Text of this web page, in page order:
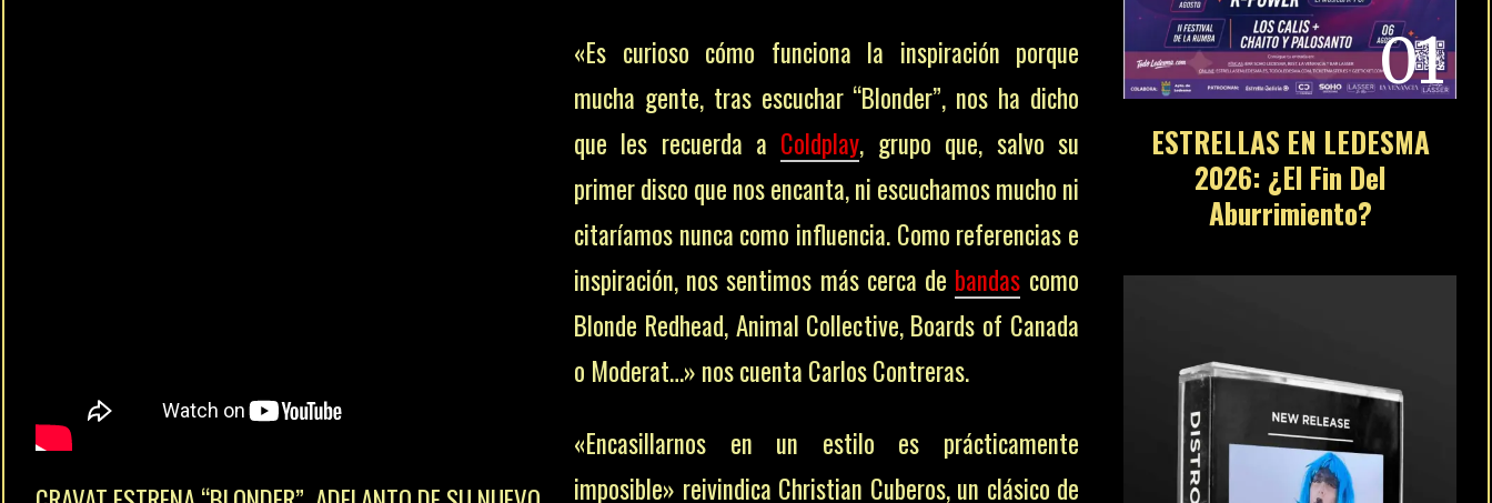
«Es curioso cómo funciona la inspiración porque
mucha gente, tras escuchar “Blonder”, nos ha dicho
que les recuerda a Coldplay, grupo que, salvo su
primer disco que nos encanta, ni escuchamos mucho ni
citaríamos nunca como influencia. Como referencias e
inspiración, nos sentimos más cerca de bandas como
Blonde Redhead, Animal Collective, Boards of Canada
o Moderat…» nos cuenta Carlos Contreras.
«Encasillarnos en un estilo es prácticamente
imposible» reivindica Christian Cuberos, un clásico de
01
ESTRELLAS EN LEDESMA
2026: ¿El Fin Del
Aburrimiento?